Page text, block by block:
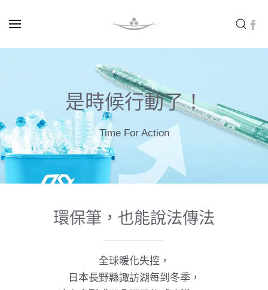
是時候行動了！
Time For Action
環保筆，也能說法傳法
全球暖化失控，
日本長野縣諏訪湖每到冬季，